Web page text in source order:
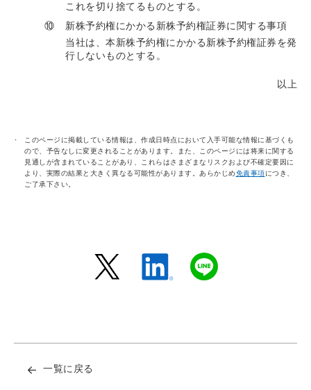
これを切り捨てるものとする。
⑩
新株予約権にかかる新株予約権証券に関する事項
当社は、本新株予約権にかかる新株予約権証券を発
行しないものとする。
以上
このページに掲載している情報は、作成日時点において入手可能な情報に基づくも
ので、予告なしに変更されることがあります。また、このページには将来に関する
見通しが含まれていることがあり、これらはさまざまなリスクおよび不確定要因に
より、実際の結果と大きく異なる可能性があります。あらかじめ免責事項につき、
ご了承下さい。
一覧に戻る